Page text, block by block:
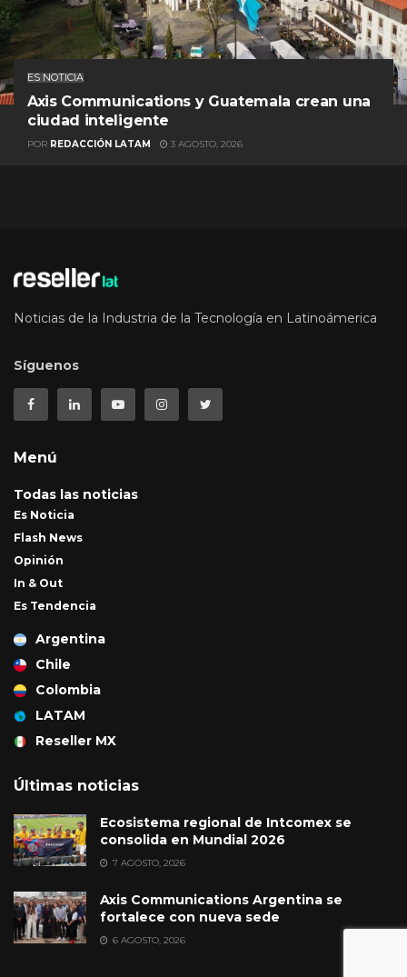
ES NOTICIA
Axis Communications y Guatemala crean una
ciudad inteligente
POR REDACCIÓN LATAM 3 AGOSTO, 2026
Noticias de la Industria de la Tecnología en Latinoámerica
Síguenos
Menú
Todas las noticias
Es Noticia
Flash News
Opinión
In & Out
Es Tendencia
Argentina
Chile
Colombia
LATAM
Reseller MX
Últimas noticias
Ecosistema regional de Intcomex se
consolida en Mundial 2026
7 AGOSTO, 2026
Axis Communications Argentina se
fortalece con nueva sede
6 AGOSTO, 2026